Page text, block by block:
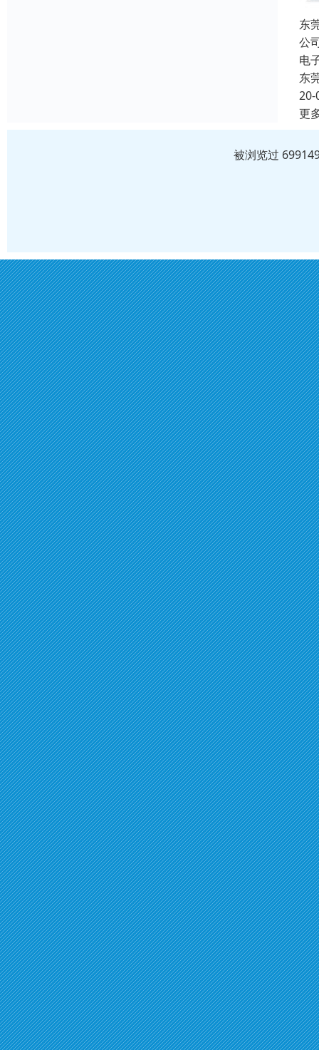
东
公
电
东
20-
更
被浏览过